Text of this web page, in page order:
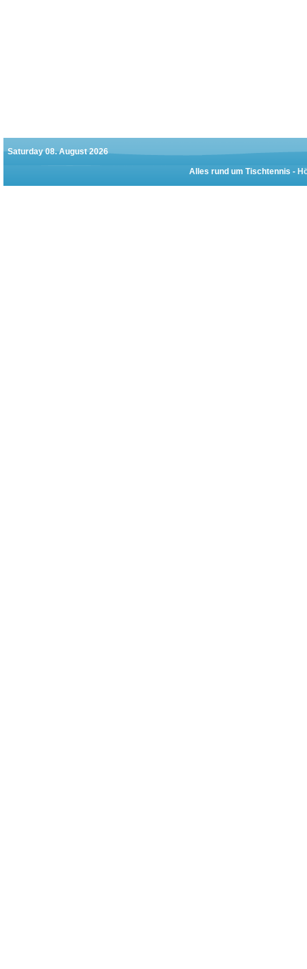
Saturday 08. August 2026
Alles rund um Tischtennis -